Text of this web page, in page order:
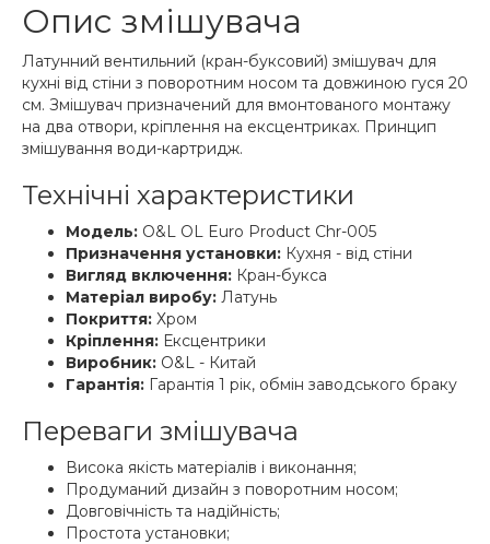
Опис змішувача
Латунний вентильний (кран-буксовий) змішувач для
кухні від стіни з поворотним носом та довжиною гуся 20
см. Змішувач призначений для вмонтованого монтажу
на два отвори, кріплення на ексцентриках. Принцип
змішування води-картридж.
Технічні характеристики
Модель: O&L OL Euro Product Chr-005
Призначення установки: Кухня - від стіни
Вигляд включення: Кран-букса
Матеріал виробу: Латунь
Покриття: Хром
Кріплення: Ексцентрики
Виробник: O&L - Китай
Гарантія: Гарантія 1 рік, обмін заводського браку
Переваги змішувача
Висока якість матеріалів і виконання;
Продуманий дизайн з поворотним носом;
Довговічність та надійність;
Простота установки;